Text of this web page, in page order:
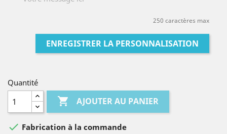
250 caractères max
ENREGISTRER LA PERSONNALISATION
Quantité
 AJOUTER AU PANIER
 Fabrication à la commande